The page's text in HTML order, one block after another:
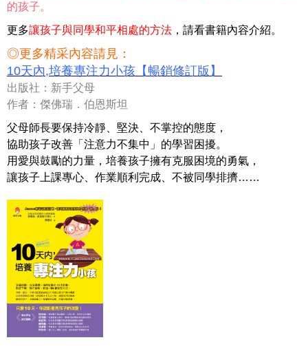
的孩子。
更多讓孩子與同學和平相處的方法 ，請看書籍內容介紹。
◎更多精采內容請見：
10天內,培養專注力小孩【暢銷修訂版】
出版社：新手父母
作者：傑佛瑞．伯恩斯坦
父母師長要保持冷靜、堅決、不掌控的態度，
協助孩子改善「注意力不集中」的學習困擾。
用愛與鼓勵的力量，培養孩子擁有克服困境的勇氣，
讓孩子上課專心、作業順利完成、不被同學排擠……